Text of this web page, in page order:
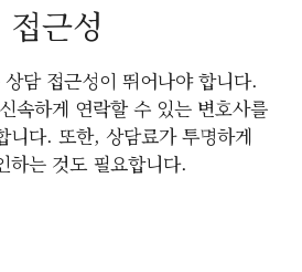
근성
담 접근성이 뛰어나야 합니다.
속하게 연락할 수 있는 변호사를
니다. 또한, 상담료가 투명하게
하는 것도 필요합니다.